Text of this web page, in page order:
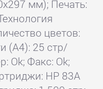
мм); Печать:
цветов:
(А4): 25 стр/
Ok; Факс: Ok;
HP 83A